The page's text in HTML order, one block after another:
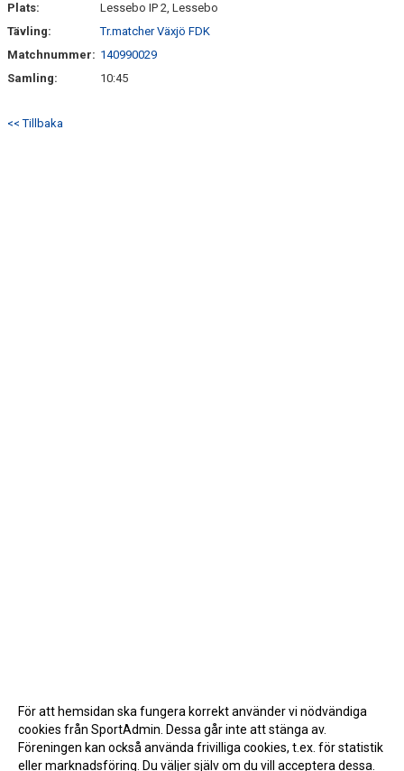
KONTAKT
Plats:
Lessebo IP 2, Lessebo
Tävling:
Tr.matcher Växjö FDK
Matchnummer: 140990029
Samling:
10:45
<< Tillbaka
För att hemsidan ska fungera korrekt använder vi nödvändiga
cookies från SportAdmin. Dessa går inte att stänga av.
Föreningen kan också använda frivilliga cookies, t.ex. för statistik
eller marknadsföring. Du väljer själv om du vill acceptera dessa.